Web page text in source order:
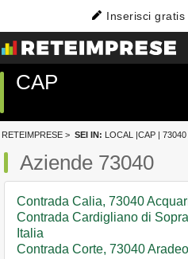
Inserisci
CAP
RETEIMPRESE > SEI IN: LOCAL |CAP | 73040
Aziende 73040
Contrada Calia, 73040
Contrada Cardigliano di
Italia
Contrada Corte, 73040